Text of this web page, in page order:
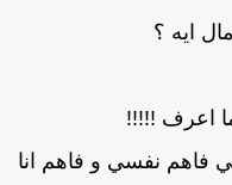
ايه ؟
اعرف !!!!!
نفسي و فاهم انا